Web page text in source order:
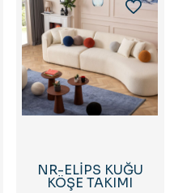
NR-ELİPS KUĞU
KÖŞE TAKIMI